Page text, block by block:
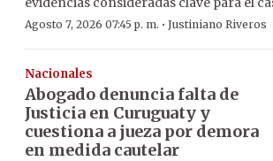
Agosto 7, 2026 07:45 p. m. · Justiniano Riveros
Nacionales
Abogado denuncia falta de
Justicia en Curuguaty y
cuestiona a jueza por demora
en medida cautelar